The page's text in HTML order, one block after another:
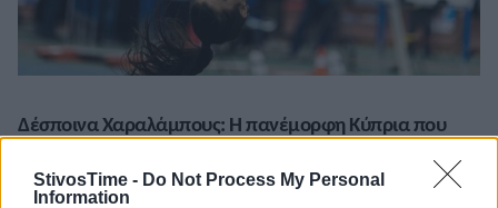
StivosTime - Do Not Process My Personal
Information
Δέσποινα Χαραλάμπους: Η πανέμορφη Κύπρια που
Η Δέσποινα Χαραλάμπους έχει ατομικό ρεκόρ στο ύψος 1,84μ.